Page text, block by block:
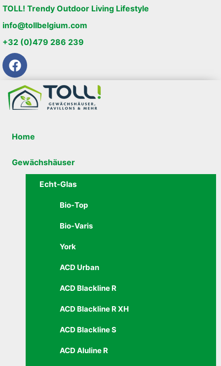
TOLL! Trendy Outdoor Living Lifestyle
info@tollbelgium.com
+32 (0)479 286 239
Home
Gewächshäuser
Echt-Glas
Bio-Top
Bio-Varis
York
ACD Urban
ACD Blackline R
ACD Blackline R XH
ACD Blackline S
ACD Aluline R